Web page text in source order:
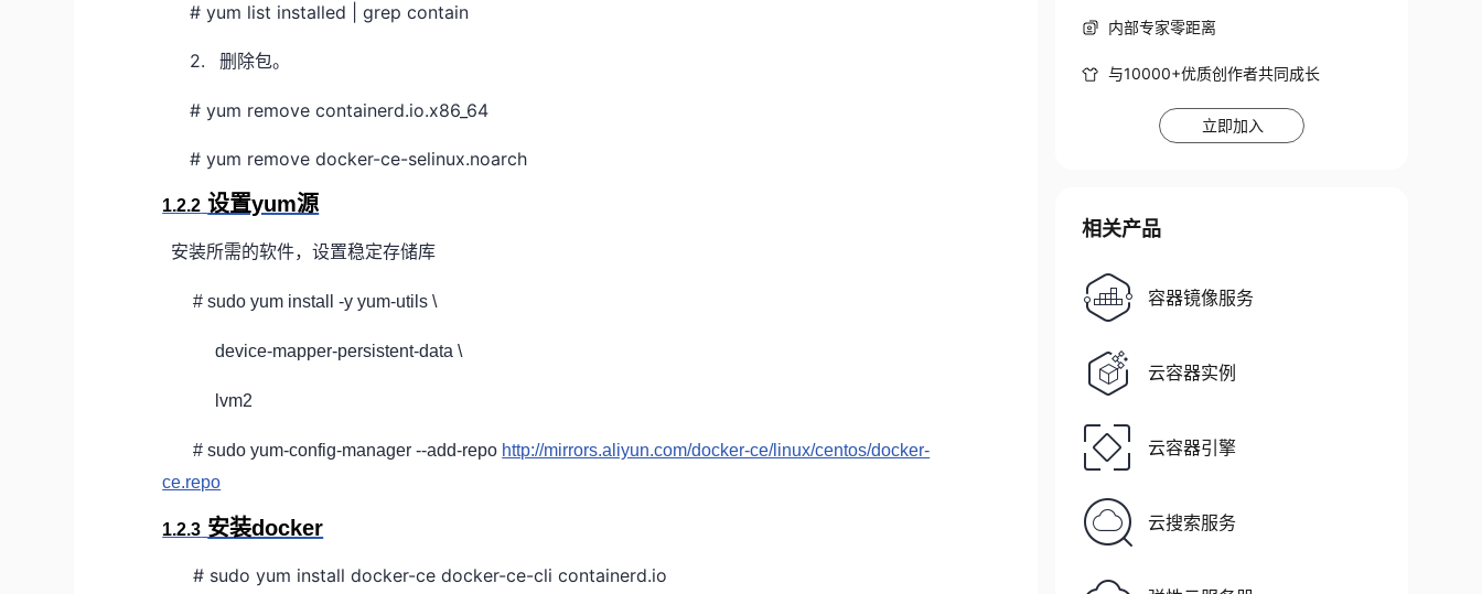
# yum list installed | grep contain
2. 删除包。
# yum remove containerd.io.x86_64
# yum remove docker-ce-selinux.noarch
1.2.2 设置yum源
安装所需的软件，设置稳定存储库
# sudo yum install -y yum-utils \
device-mapper-persistent-data \
lvm2
# sudo yum-config-manager --add-repo http://mirrors.aliyun.com/docker-ce/linux/centos/docker-
ce.repo
1.2.3 安装docker
# sudo yum install docker-ce docker-ce-cli containerd.io
内部专家零距离
与10000+优质创作者共同成长
立即加入
相关产品
容器镜像服务
云容器实例
云容器引擎
云搜索服务